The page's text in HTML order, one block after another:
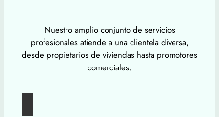
Nuestro amplio conjunto de servicios
profesionales atiende a una clientela diversa,
desde propietarios de viviendas hasta promotores
comerciales.